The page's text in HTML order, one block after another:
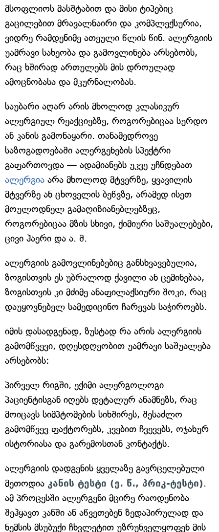
მსოფლიოს მასშტაბით და მისი ტიპებიც
გაცილებით მრავალნაირი და კომპლექსურია,
ვიდრე რამდენიმე ათეული წლის წინ. ალერგიის
უამრავი სახეობა და გამოვლინება არსებობს,
რაც ხშირად ართულებს მის დროულად
ამოცნობასა და მკურნალობას.
საუბარი აღარ არის მხოლოდ კლასიკურ
ალერგიულ რეაქციებზე, როგორებიცაა სურდო
ან კანის გამონაყარი. თანამედროვე
საზოგადოებაში ალერგენების სპექტრი
გაფართოვდა — ადამიანებს უკვე უჩნდებათ
ალერგია არა მხოლოდ მტვერზე, ყვავილის
მტვერზე ან ცხოველის ბეწვზე, არამედ ისეთ
მოულოდნელ გამაღიზიანებლებზეც,
როგორებიცაა მზის სხივი, ქიმიური საშუალებები,
ცივი ჰაერი და ა. შ.
ალერგიის გამოვლინებებიც განსხვავებულია,
ზოგისთვის ეს უბრალოდ ქავილი ან ცემინებაა,
ზოგისთვის კი მძიმე ანაფილაქსიური შოკი, რაც
დაუყოვნებელ სამედიცინო ჩარევას საჭიროებს.
იმის დასადგენად, ზუსტად რა არის ალერგიის
გამომწვევი, დღესდღეობით უამრავი საშუალება
არსებობს:
პირველ რიგში, ექიმი ალერგოლოგი
პაციენტისგან იღებს დეტალურ ანამნეზს, რაც
მოიცავს სიმპტომების სიხშირეს, შესაძლო
გამომწვევ ფაქტორებს, კვებით ჩვევებს, ოჯახურ
ისტორიასა და გარემოსთან კონტაქტს.
ალერგიის დადგენის ყველაზე გავრცელებული
მეთოდია კანის ტესტი (ე. წ., პრიკ-ტესტი).
ამ პროცესში ალერგენი მცირე რაოდენობა
შეჰყავთ კანში ან აწვეთებენ ზედაპირულად და
ნემსის მსუბუქი ჩხვლეტით უზრუნველყოფენ მის